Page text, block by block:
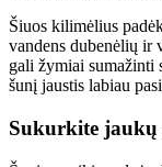
Šiuos kilimėlius
vandens dubenėlių ir
gali žymiai
šunį jaustis labiau
Sukurkite jaukų